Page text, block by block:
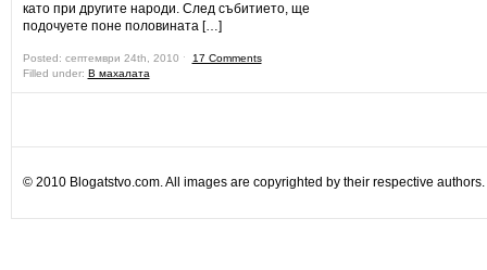
като при другите народи. След събитието, ще
подочуете поне половината […]
Posted: септември 24th, 2010 ˑ
17 Comments
Filled under: В махалата
© 2010 Blogatstvo.com. All images are copyrighted by their respective authors.